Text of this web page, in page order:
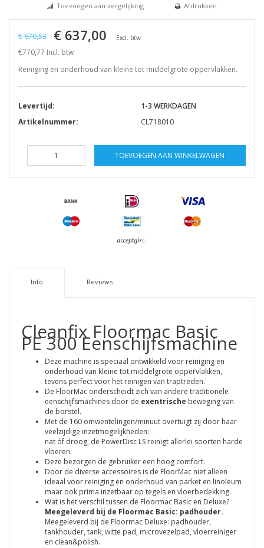
Toevoegen aan vergelijking
Afdrukken
€ 670,53 € 637,00 Excl. btw
€770,77 Incl. btw
Reiniging en onderhoud van kleine tot middelgrote oppervlakken.
Levertijd:
1-3 WERKDAGEN
Artikelnummer:
CL718010
TOEVOEGEN AAN WINKELWAGEN
Info Reviews
Cleanfix Floormac Basic
PE 300 Eenschijfsmachine
Deze machine is speciaal ontwikkeld voor reiniging en
onderhoud van kleine tot middelgrote oppervlakken,
tevens perfect voor het reinigen van traptreden.
De FloorMac onderscheidt zich van andere traditionele
eenschijfsmachines door de exentrische beweging van
de borstel.
Met de 160 omwentelingen/minuut overtuigt zij door haar
veelzijdige inzetmogelijkheden:
nat óf droog, de PowerDisc LS reinigt allerlei soorten harde
vloeren.
Deze bezorgen de gebruiker een hoog comfort.
Door de diverse accessoires is de FloorMac niet alleen
ideaal voor reiniging en onderhoud van parket en linoleum
maar ook prima inzetbaar op tegels en vloerbedekking.
Wat is het verschil tussen de Floormac Basic en Deluxe?
Meegeleverd bij de Floormac Basic: padhouder.
Meegeleverd bij de Floormac Deluxe: padhouder,
tankhouder, tank, witte pad, microvezelpad, vloerreiniger
en clean&polish.